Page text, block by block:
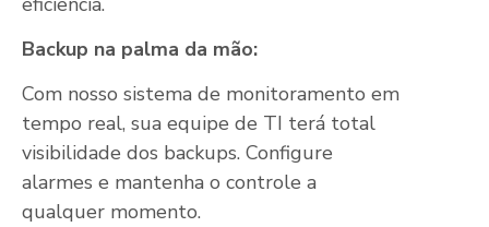
Backup na palma da mão:
Com nosso sistema de monitoramento em
tempo real, sua equipe de TI terá total
visibilidade dos backups. Configure
alarmes e mantenha o controle a
qualquer momento.